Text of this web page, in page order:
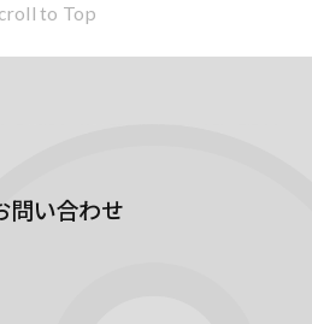
to Top
問い合わせ